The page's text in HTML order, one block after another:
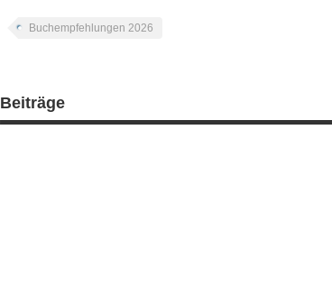
Buchempfehlungen 2026
Beiträge